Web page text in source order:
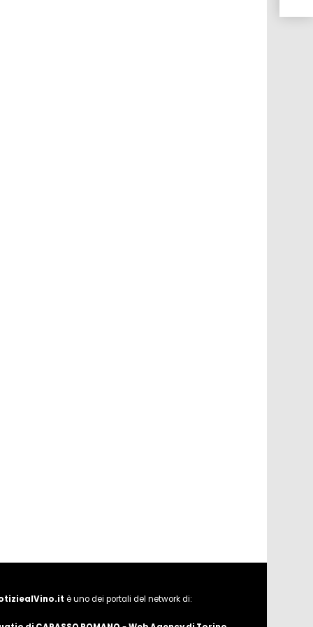
è uno dei portali del network di: